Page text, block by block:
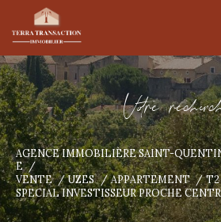
Vore rece
AGENCE IMMOBILIÈRE SAINT-
E
VENTE
UZES APPARTEMENT
T2
SPECIAL INVESTISSEUR PROCHE